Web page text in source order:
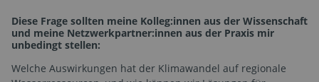
Diese Frage sollten meine Kolleg:innen aus der Wissenschaft
und meine Netzwerkpartner:innen aus der Praxis mir
unbedingt stellen:
Welche Auswirkungen hat der Klimawandel auf regionale